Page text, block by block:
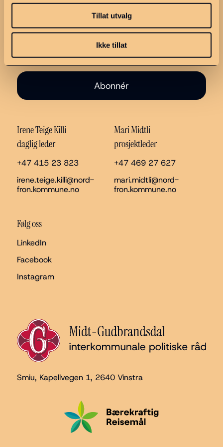
Tillat utvalg
Ikke tillat
Abonnér
Irene Teige Killi
daglig leder
+47 415 23 823
irene.teige.killi@nord-
fron.kommune.no
Mari Midtli
prosjektleder
+47 469 27 627
mari.midtli@nord-
fron.kommune.no
Følg oss
LinkedIn
Facebook
Instagram
Smiu, Kapellvegen 1, 2640 Vinstra